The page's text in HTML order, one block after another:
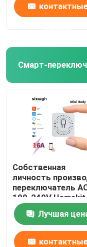
Смарт-
Собственная
личность
переключатель
100-240V Homekit
переключателя
Zigbee умный
беспроводной
Лучшая